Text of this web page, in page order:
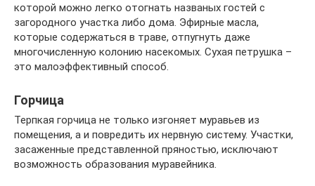
которой можно легко отогнать названых гостей с
загородного участка либо дома. Эфирные масла,
которые содержаться в траве, отпугнуть даже
многочисленную колонию насекомых. Сухая петрушка –
это малоэффективный способ.
Горчица
Терпкая горчица не только изгоняет муравьев из
помещения, а и повредить их нервную систему. Участки,
засаженные представленной пряностью, исключают
возможность образования муравейника.